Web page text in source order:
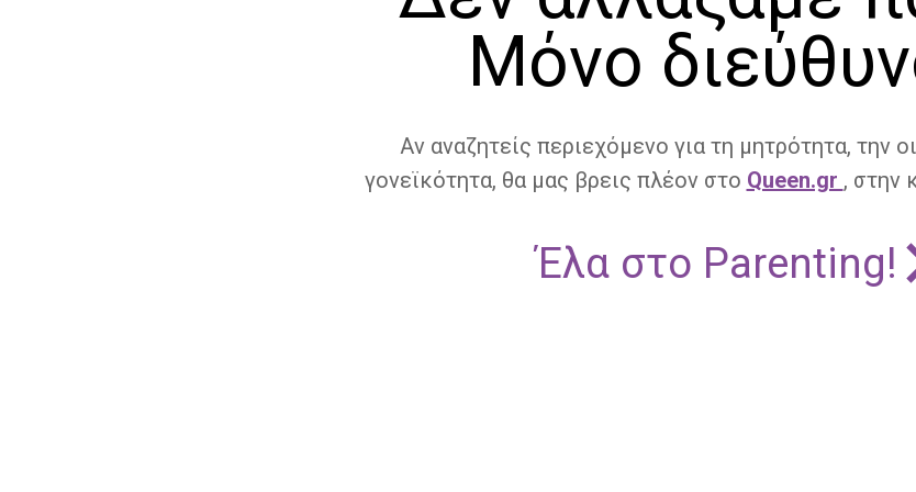
Μόνο
Αν αναζητείς περιεχόμενο για τη μητρότητα, την
γονεϊκότητα, θα μας βρεις πλέον στο Queen.gr , στην
Έλα στο Parenting!